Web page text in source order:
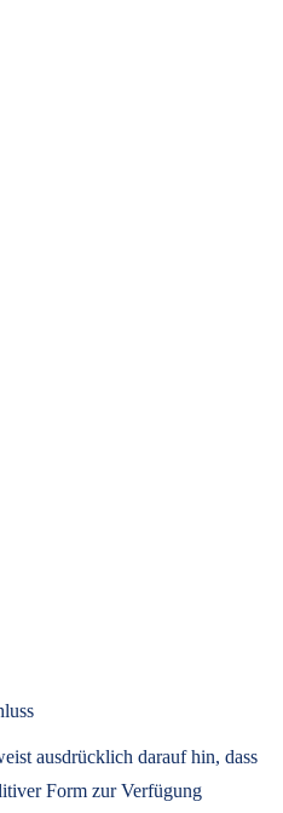
ausdrücklich darauf hin, dass
Form zur Verfügung